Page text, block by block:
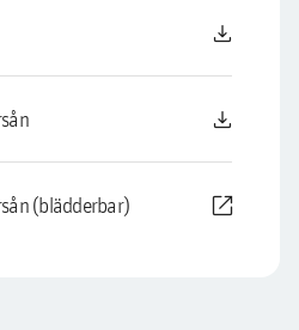
download
download
(blädderbar) open_in_new